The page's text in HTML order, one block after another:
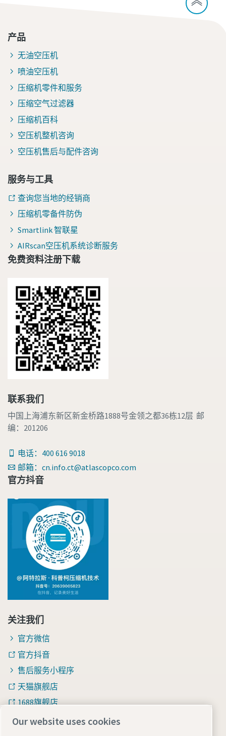
产品
无油空压机
喷油空压机
压缩机零件和服务
压缩空气过滤器
压缩机百科
空压机整机咨询
空压机售后与配件咨询
服务与工具
查询您当地的经销商
压缩机零备件防伪
Smartlink 智联星
AIRscan空压机系统诊断服务
免费资料注册下载
联系我们
中国上海浦东新区新金桥路1888号金领之都36栋12层 邮
编：201206
电话：400 616 9018
邮箱：cn.info.ct@atlascopco.com
官方抖音
关注我们
官方微信
官方抖音
售后服务小程序
天猫旗舰店
1688旗舰店
知乎
Our website uses cookies